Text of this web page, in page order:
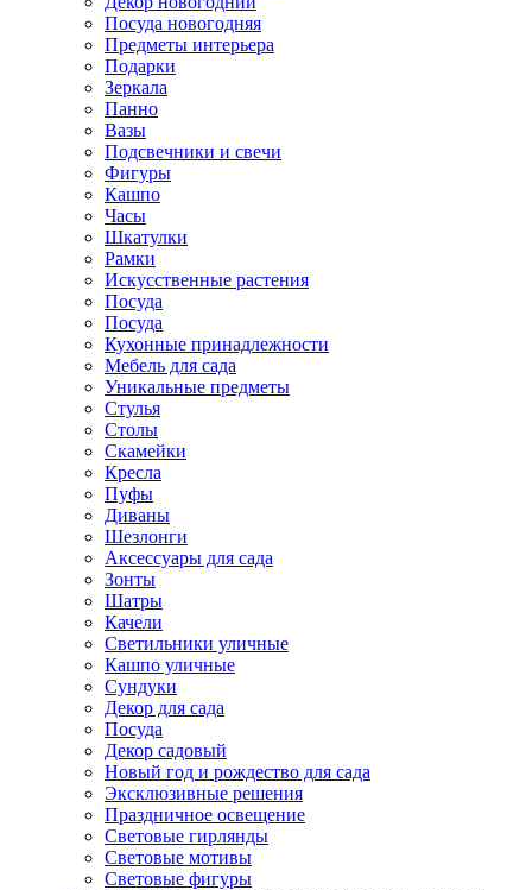
Посуда новогодняя
Предметы интерьера
Подарки
Зеркала
Панно
Вазы
Подсвечники и свечи
Фигуры
Кашпо
Часы
Шкатулки
Рамки
Искусственные растения
Посуда
Посуда
Кухонные принадлежности
Мебель для сада
Уникальные предметы
Стулья
Столы
Скамейки
Кресла
Пуфы
Диваны
Шезлонги
Аксессуары для сада
Зонты
Шатры
Качели
Cветильники уличные
Кашпо уличные
Сундуки
Декор для сада
Посуда
Декор садовый
Новый год и рождество для сада
Эксклюзивные решения
Праздничное освещение
Световые гирлянды
Световые мотивы
Световые фигуры